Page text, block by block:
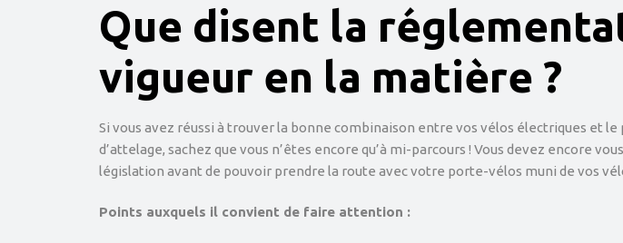
Que disent la
vigueur en la matière ?
Si vous avez réussi à trouver la bonne combinaison entre vos vélos électriques et
d’attelage, sachez que vous n’êtes encore qu’à mi-parcours ! Vous devez encore
législation avant de pouvoir prendre la route avec votre porte-vélos muni de vos
Points auxquels il convient de faire attention :